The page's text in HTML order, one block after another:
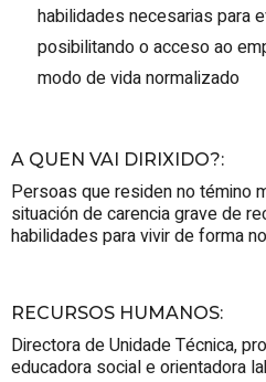
habilidades necesarias para
posibilitando o acceso ao
modo de vida normalizado
A QUEN VAI DIRIXIDO?:
Persoas que residen no témino
situación de carencia grave de
habilidades para vivir de forma
RECURSOS HUMANOS:
Directora de Unidade Técnica,
educadora social e orientadora